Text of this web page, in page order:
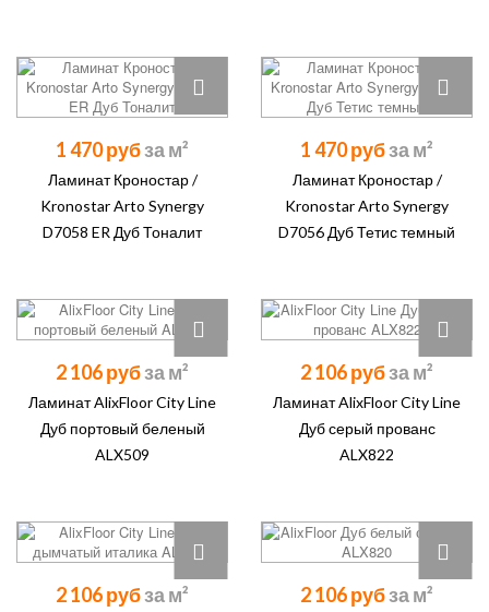
1 470 руб
Ламинат Кроностар /
Kronostar Arto Synergy
D7058 ER Дуб Тоналит
1 470 руб
Ламинат Кроностар /
Kronostar Arto Synergy
D7056 Дуб Тетис темный
2 106 руб
Ламинат AlixFloor City Line
Дуб портовый беленый
ALX509
2 106 руб
Ламинат AlixFloor City Line
Дуб серый прованс
ALX822
2 106 руб 2 106 руб